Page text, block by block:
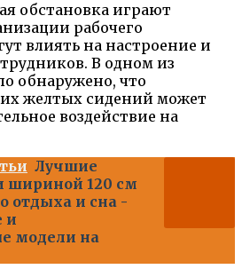
обстановка играют
рабочего
влиять на настроение и
В одном из
обнаружено, что
желтых сидений может
воздействие на
Лучшие
шириной 120 см
отдыха и сна -
и
модели на